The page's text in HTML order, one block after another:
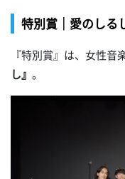
特別賞｜愛のしる
『特別賞』は、女性音
し』 。